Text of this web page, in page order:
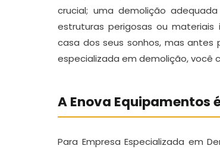
crucial; uma demolição
estruturas perigosas ou materiais
casa dos seus sonhos, mas
especializada em demolição, você
A Enova Equipamentos
Para Empresa Especializada em